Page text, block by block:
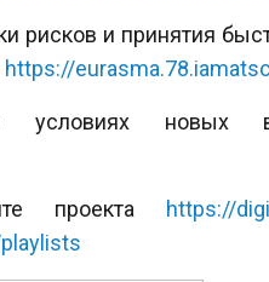
рисков и принятия
https://
условиях новых
проекта https://